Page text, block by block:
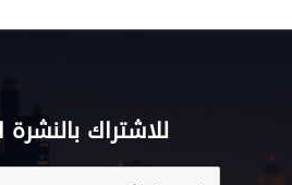
للاشتراك بالنشرة